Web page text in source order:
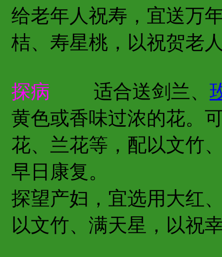
给老年人祝寿，宜送万
桔、寿星桃，以祝贺老
探病 适合送剑兰、
黄色或香味过浓的花。
花、兰花等，配以文竹
早日康复。
探望产妇，宜选用大红
以文竹、满天星，以祝